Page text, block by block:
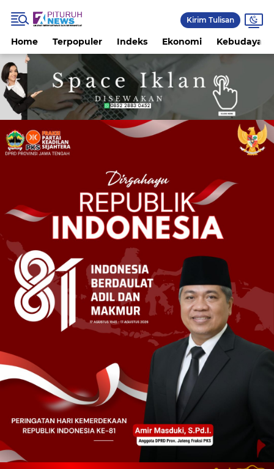
Kirim Tulisan
Home Terpopuler Indeks Ekonomi Kebudayaan